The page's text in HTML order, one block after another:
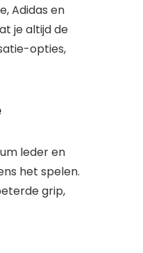
Adidas en
je altijd de
opties,
leder en
het spelen.
grip,